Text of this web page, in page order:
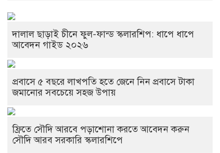
দালাল ছাড়াই চীনে ফুল-ফান্ড স্কলারশিপ: ধাপে ধাপে
আবেদন গাইড ২০২৬
প্রবাসে ৫ বছরে লাখপতি হতে জেনে নিন প্রবাসে টাকা
জমানোর সবচেয়ে সহজ উপায়
ফ্রিতে সৌদি আরবে পড়াশোনা করতে আবেদন করুন
সৌদি আরব সরকারি স্কলারশিপে